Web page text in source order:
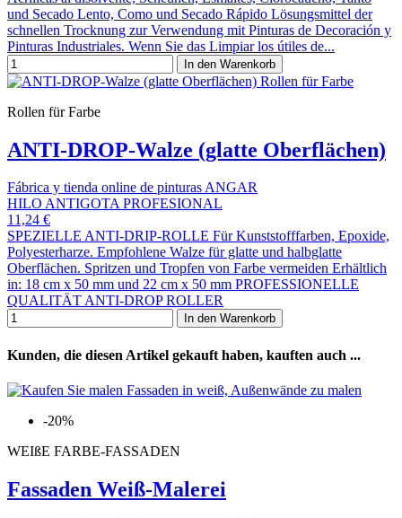
und Secado Lento, Como und Secado Rápido Lösungsmittel der
schnellen Trocknung zur Verwendung mit Pinturas de Decoración y
Pinturas Industriales. Wenn Sie das Limpiar los útiles de...
In den Warenkorb
Rollen für Farbe
ANTI-DROP-Walze (glatte Oberflächen)
Fábrica y tienda online de pinturas ANGAR
HILO ANTIGOTA PROFESIONAL
11,24 €
SPEZIELLE ANTI-DRIP-ROLLE Für Kunststofffarben, Epoxide,
Polyesterharze. Empfohlene Walze für glatte und halbglatte
Oberflächen. Spritzen und Tropfen von Farbe vermeiden Erhältlich
in: 18 cm x 50 mm und 22 cm x 50 mm PROFESSIONELLE
QUALITÄT ANTI-DROP ROLLER
In den Warenkorb
Kunden, die diesen Artikel gekauft haben, kauften auch ...
-20%
WEIßE FARBE-FASSADEN
Fassaden Weiß-Malerei